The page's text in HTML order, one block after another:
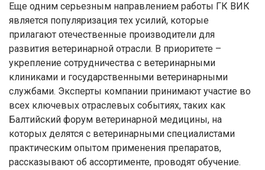
Еще одним серьезным направлением работы ГК ВИК
является популяризация тех усилий, которые
прилагают отечественные производители для
развития ветеринарной отрасли. В приоритете –
укрепление сотрудничества с ветеринарными
клиниками и государственными ветеринарными
службами. Эксперты компании принимают участие во
всех ключевых отраслевых событиях, таких как
Балтийский форум ветеринарной медицины, на
которых делятся с ветеринарными специалистами
практическим опытом применения препаратов,
рассказывают об ассортименте, проводят обучение.